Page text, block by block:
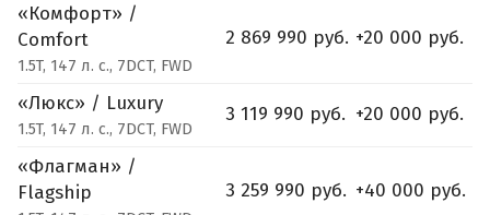
«Комфорт» /
Comfort
1.5T, 147 л. с., 7DCT, FWD
2 869 990 руб. +20 000 руб.
«Люкс» / Luxury
1.5T, 147 л. с., 7DCT, FWD
3 119 990 руб. +20 000 руб.
«Флагман» /
Flagship
3 259 990 руб. +40 000 руб.